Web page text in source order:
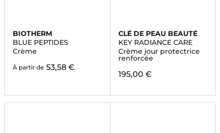
BIOTHERM
BLUE PEPTIDES
Crème
À partir de 53,58 €
CLÉ DE PEAU BEAUTÉ
KEY RADIANCE CARE
Crème jour protectrice
renforcée
195,00 €